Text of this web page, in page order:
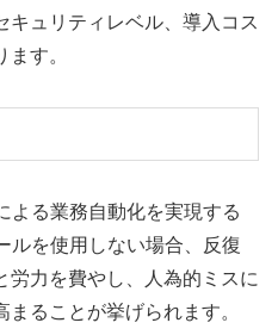
キュリティレベル、導入コス
す。
よる業務自動化を実現する
ルを使用しない場合、反復
労力を費やし、人為的ミスに
ることが挙げられます。